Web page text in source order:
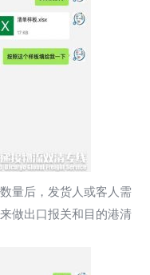
量后，发货人或客人需
做出口报关和目的港清